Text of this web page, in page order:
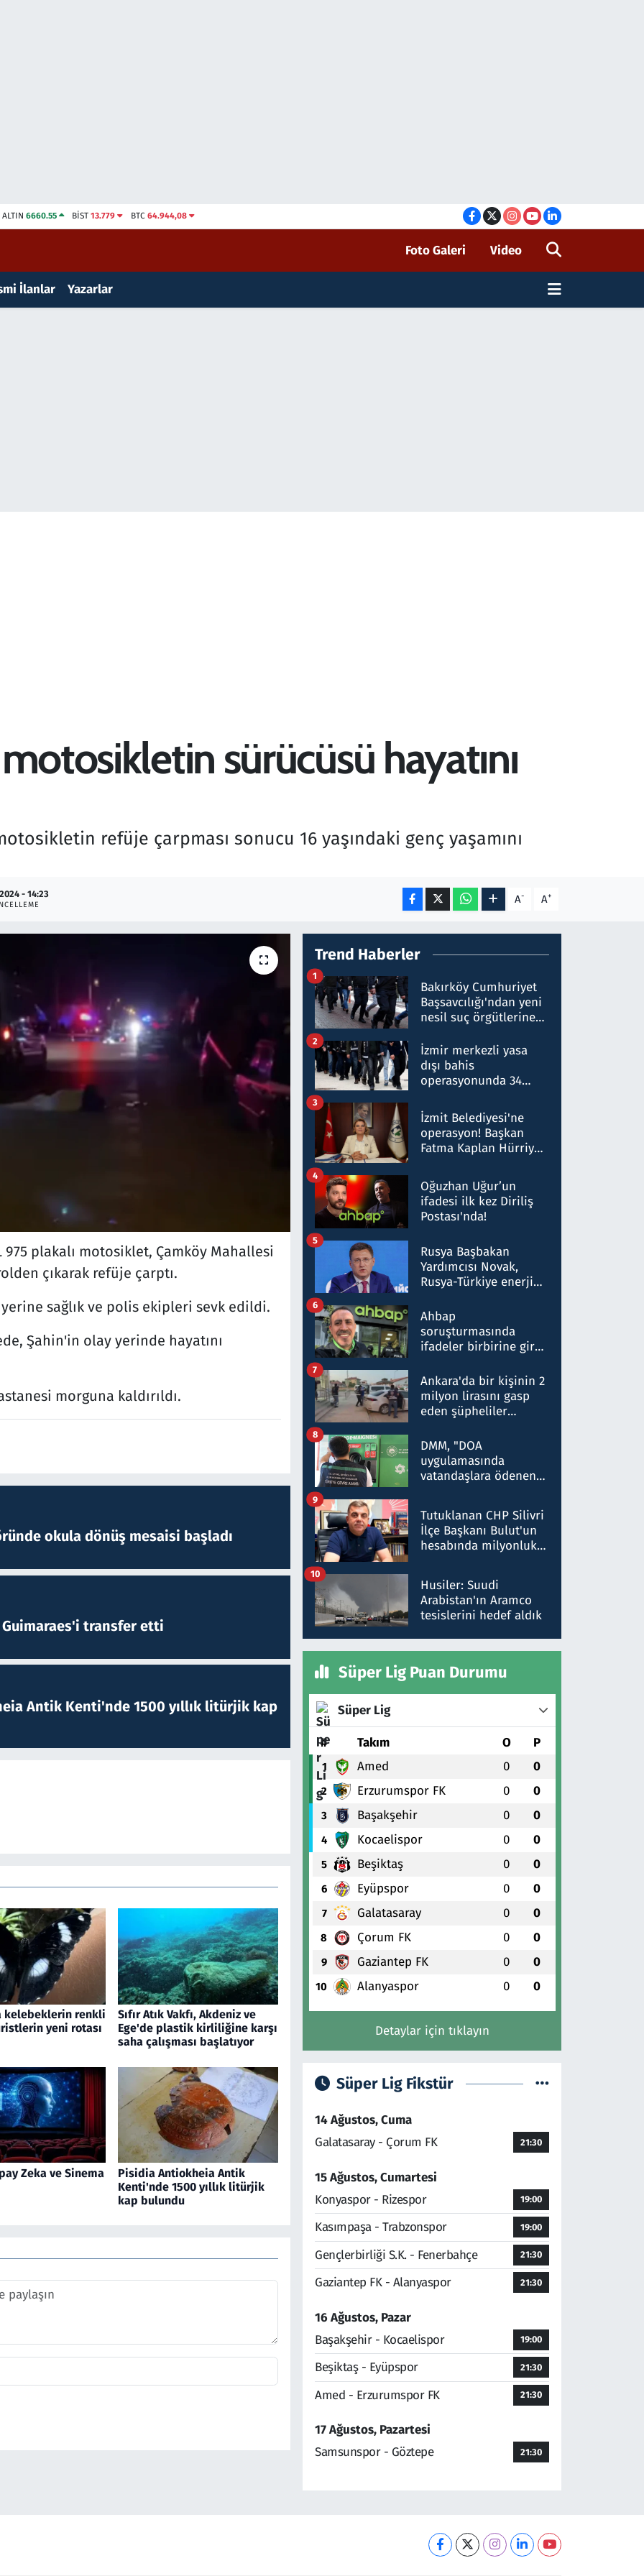
ALTIN 6660.55 BİST13.779 BTC 64.944,08
Foto Galeri Video
İlanlar Yazarlar
sürücüsü hayatını
refüje çarpması sonucu 16 yaşındaki genç yaşamını
- 14:23 A- A+
975 plakalı motosiklet, Çamköy Mahallesi
çıkarak refüje çarptı.
sağlık ve polis ekipleri sevk edildi.
Şahin'in olay yerinde hayatını
morguna kaldırıldı.
okula dönüş mesaisi başladı
transfer etti
Antik Kenti'nde 1500 yıllık litürjik kap
kelebeklerin renkli
yeni rotası
Sıfır Atık Vakfı, Akdeniz ve
Ege'de plastik kirliliğine karşı
saha çalışması başlatıyor
Zeka ve Sinema
Pisidia Antiokheia Antik
Kenti'nde 1500 yıllık litürjik
kap bulundu
Trend Haberler
Bakırköy Cumhuriyet
Başsavcılığı'ndan yeni
nesil suç örgütlerine
hakkında gözaltı kararı
1
İzmir merkezli yasa
dışı bahis
operasyonunda 34
Milyar liralık para
trafiği tespit edildi
2
İzmit Belediyesi'ne
operasyon! Başkan
Fatma Kaplan Hürriyet
3
Oğuzhan Uğur’un
ifadesi ilk kez Diriliş
Postası'nda!
4
Rusya Başbakan
Yardımcısı Novak,
Rusya-Türkiye enerji
nitelikte olduğunu
belirtti
5
Ahbap
soruşturmasında
ifadeler birbirine girdi:
ifadelerinden ortaya
çıkan tablo şok etti
6
Ankara'da bir kişinin 2
milyon lirasını gasp
eden şüpheliler
7
DMM, "DOA
uygulamasında
vatandaşlara ödenen
düşürüldüğü" iddiasını
yalanladı
8
Tutuklanan CHP Silivri
İlçe Başkanı Bulut'un
hesabında milyonluk
talimat verdi, ben
gönderdim
9
Husiler: Suudi
Arabistan'ın Aramco
tesislerini hedef aldık
10
Süper Lig Puan Durumu
Süper Lig
# Takım O P
1 Amed 0 0
2 Erzurumspor FK 0 0
3 Başakşehir 0 0
4 Kocaelispor 0 0
5 Beşiktaş 0 0
6 Eyüpspor 0 0
7 Galatasaray 0 0
8 Çorum FK 0 0
9 Gaziantep FK 0 0
10 Alanyaspor 0 0
Detaylar için tıklayın
Süper Lig Fikstür
14 Ağustos, Cuma
Galatasaray - Çorum FK
21:30
15 Ağustos, Cumartesi
Konyaspor - Rizespor
19:00
Kasımpaşa - Trabzonspor 19:00
Gençlerbirliği S.K. - Fenerbahçe 21:30
Gaziantep FK - Alanyaspor 21:30
16 Ağustos, Pazar
Başakşehir - Kocaelispor
19:00
Beşiktaş - Eyüpspor 21:30
Amed - Erzurumspor FK 21:30
17 Ağustos, Pazartesi
Samsunspor - Göztepe
21:30